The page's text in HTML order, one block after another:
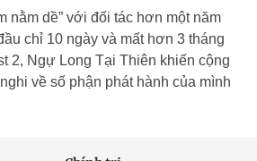
nằm dề” với đối tác hơn một năm
chỉ 10 ngày và mất hơn 3 tháng
2, Ngự Long Tại Thiên khiến cộng
về số phận phát hành của mình